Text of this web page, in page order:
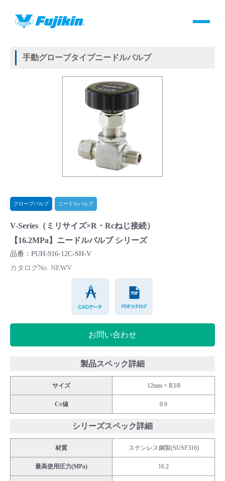
製品情報
バルブ・継手・システムを探す
製品カタログダウンロード
よくあるご質問(FAQ)・用語集
Cv値・流量計算ツール
製品動画一覧
バルブと継手のきほん
説明会・講習会
Corporate Blog
採用情報
HOME 製品情報
手動グローブタイプニードルバルブ
グローブバルブ ニードルバルブ
V-Series（ミリサイズ×R・Rcねじ接続）
【16.2MPa】ニードルバルブ シリーズ
品番：PUH-916-12C-SH-V
カタログNo. NEWV
お問い合わせ
製品スペック詳細
サイズ 12mm × R3/8
Cv値 0.9
シリーズスペック詳細
材質 ステンレス鋼製(SUSF316)
最高使用圧力(MPa) 16.2